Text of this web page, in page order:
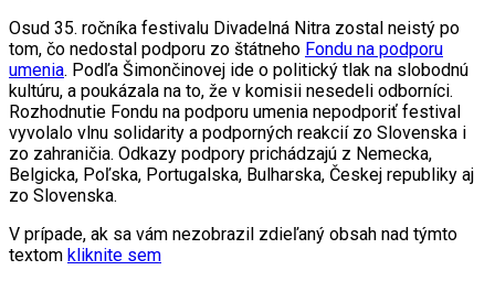
Osud 35. ročníka festivalu Divadelná Nitra zostal neistý po
tom, čo nedostal podporu zo štátneho Fondu na podporu
umenia. Podľa Šimončinovej ide o politický tlak na slobodnú
kultúru, a poukázala na to, že v komisii nesedeli odborníci.
Rozhodnutie Fondu na podporu umenia nepodporiť festival
vyvolalo vlnu solidarity a podporných reakcií zo Slovenska i
zo zahraničia. Odkazy podpory prichádzajú z Nemecka,
Belgicka, Poľska, Portugalska, Bulharska, Českej republiky aj
zo Slovenska.
V prípade, ak sa vám nezobrazil zdieľaný obsah nad týmto
textom kliknite sem